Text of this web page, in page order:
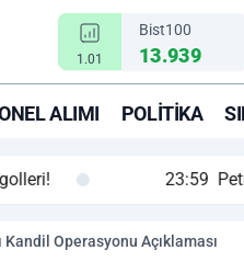
1.01
Bist100
13.939
ALIMI POLITIKA
Dönemeç: Bağdat ve Erbil
Operasyonu Açıklaması